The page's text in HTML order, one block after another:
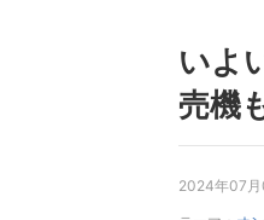
いよ
売機
2024年07月